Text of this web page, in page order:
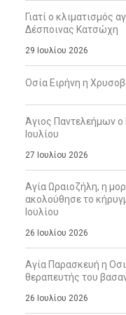
Γιατί ο κλιματισμός
Δέσποινας Κατσώχη
29 Ιουλίου 2026
Οσία Ειρήνη η
Άγιος Παντελεήμων ο
Ιουλίου
27 Ιουλίου 2026
Αγία Ωραιοζήλη, η
ακολούθησε το
Ιουλίου
26 Ιουλίου 2026
Αγία Παρασκευή η
θεραπευτής του
26 Ιουλίου 2026